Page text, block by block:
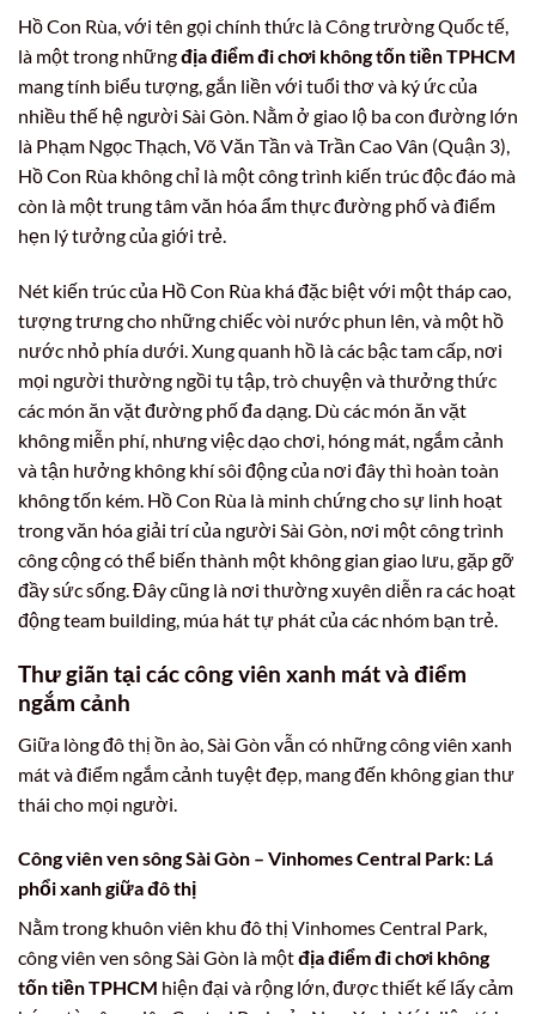
Hồ Con Rùa, với tên gọi chính thức là Công trường Quốc tế,
là một trong nhữngđịa điểm đi chơi không tốn tiền TPHCM
mang tính biểu tượng, gắn liền với tuổi thơ và ký ức của
nhiều thế hệ người Sài Gòn. Nằm ở giao lộ ba con đường lớn
là Phạm Ngọc Thạch, Võ Văn Tần và Trần Cao Vân (Quận 3),
Hồ Con Rùa không chỉ là một công trình kiến trúc độc đáo mà
còn là một trung tâm văn hóa ẩm thực đường phố và điểm
hẹn lý tưởng của giới trẻ.
Nét kiến trúc của Hồ Con Rùa khá đặc biệt với một tháp cao,
tượng trưng cho những chiếc vòi nước phun lên, và một hồ
nước nhỏ phía dưới. Xung quanh hồ là các bậc tam cấp, nơi
mọi người thường ngồi tụ tập, trò chuyện và thưởng thức
các món ăn vặt đường phố đa dạng. Dù các món ăn vặt
không miễn phí, nhưng việc dạo chơi, hóng mát, ngắm cảnh
và tận hưởng không khí sôi động của nơi đây thì hoàn toàn
không tốn kém. Hồ Con Rùa là minh chứng cho sự linh hoạt
trong văn hóa giải trí của người Sài Gòn, nơi một công trình
công cộng có thể biến thành một không gian giao lưu, gặp gỡ
đầy sức sống. Đây cũng là nơi thường xuyên diễn ra các hoạt
động team building, múa hát tự phát của các nhóm bạn trẻ.
Thư giãn tại các công viên xanh mát và điểm
ngắm cảnh
Giữa lòng đô thị ồn ào, Sài Gòn vẫn có những công viên xanh
mát và điểm ngắm cảnh tuyệt đẹp, mang đến không gian thư
thái cho mọi người.
Công viên ven sông Sài Gòn – Vinhomes Central Park: Lá
phổi xanh giữa đô thị
Nằm trong khuôn viên khu đô thị Vinhomes Central Park,
công viên ven sông Sài Gòn là mộtđịa điểm đi chơi không
tốn tiền TPHCM hiện đại và rộng lớn, được thiết kế lấy cảm